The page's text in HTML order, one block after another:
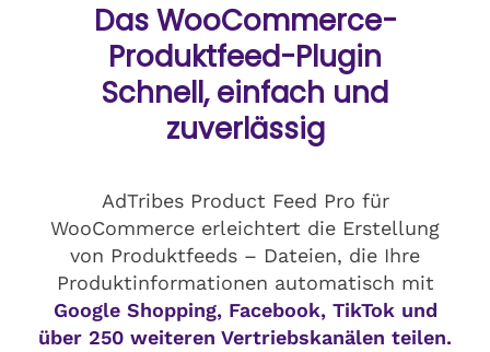
Das WooCommerce-
Produktfeed-Plugin
Schnell, einfach und
zuverlässig
AdTribes Product Feed Pro für
WooCommerce erleichtert die Erstellung
von Produktfeeds – Dateien, die Ihre
Produktinformationen automatisch mit
Google Shopping, Facebook, TikTok und
über 250 weiteren Vertriebskanälen teilen.